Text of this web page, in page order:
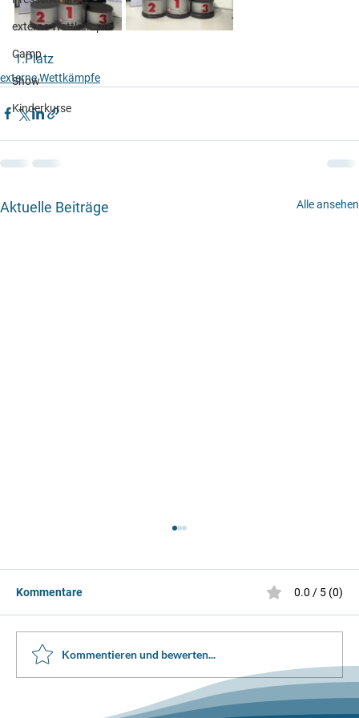
externe Wettkämpfe
Camp
Show
Kinderkurse
1.Platz
externe Wettkämpfe
Aktuelle Beiträge Alle ansehen
Solo Eistanz Wettkampf Dolder 2026
Kommentare 0.0 / 5 (0)
Kommentieren und bewerten...